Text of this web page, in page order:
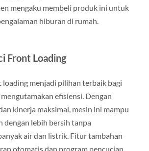
mengaku membeli produk ini untuk
hiburan di rumah.
Front Loading
loading menjadi pilihan terbaik bagi
efisiensi. Dengan
kinerja maksimal, mesin ini mampu
dengan lebih bersih tanpa
air dan listrik. Fitur tambahan
otomatis dan program pencucian